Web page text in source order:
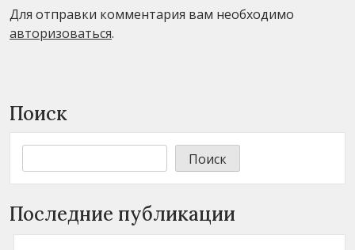
Для отправки комментария вам необходимо
авторизоваться.
Поиск
Поиск
Последние публикации